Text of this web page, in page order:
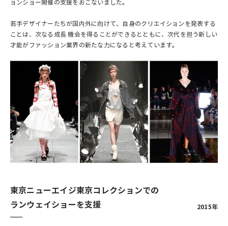
ョンショー開催の支援をおこないました。
若手デザイナーたちが国内外に向けて、自身のクリエイションを発表する
ことは、次なる成長 機会を得ることができるとともに、次代を担う新しい
才能がファッション業界の新たな力になると考えています。
東京ニューエイジ東京コレクションでの
ランウェイショーを支援
2015年